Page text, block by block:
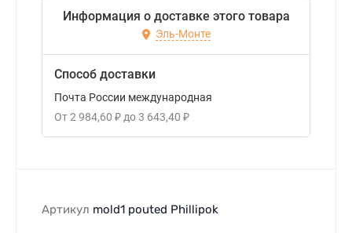
Информация о доставке этого товара
Эль-Монте
Способ доставки
Почта России международная
От
2 984,60 ₽ до 3 643,40 ₽
Артикул mold1 pouted Phillipok